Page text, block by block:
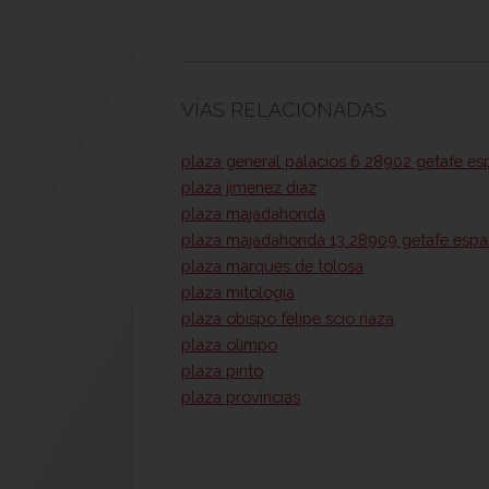
VÍAS RELACIONADAS
plaza general palacios 6 28902 getafe
plaza jimenez diaz
plaza majadahonda
plaza majadahonda 13 28909 getafe
plaza marques de tolosa
plaza mitologia
plaza obispo felipe scio riaza
plaza olimpo
plaza pinto
plaza provincias